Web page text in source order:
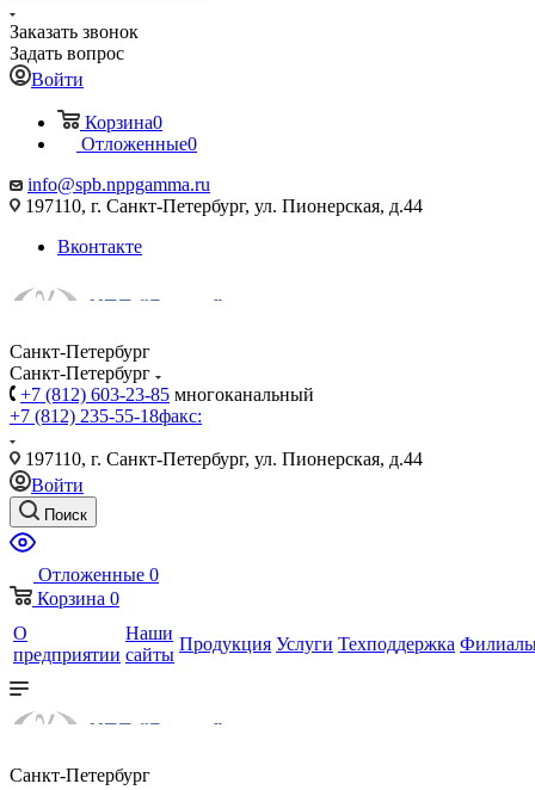
Заказать звонок
Задать вопрос
Войти
Корзина0
Отложенные0
info@spb.nppgamma.ru
197110, г. Санкт-Петербург, ул. Пионерская, д.44
Вконтакте
Санкт-Петербург
Санкт-Петербург
+7 (812) 603-23-85 многоканальный
+7 (812) 235-55-18факс:
197110, г. Санкт-Петербург, ул. Пионерская, д.44
Войти
Поиск
Отложенные 0
Корзина 0
О
предприятии
Наши
сайты
Продукция Услуги Техподдержка
Санкт-Петербург